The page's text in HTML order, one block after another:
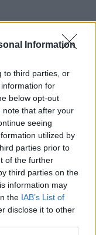
Information
to third parties, or
for
below opt-out
note that after your
seeing
utilized by
parties prior to
of the further
third parties on the
information may
the IAB’s List of
disclose it to other
00:02:08
00:00:30
dviejų moterų ir